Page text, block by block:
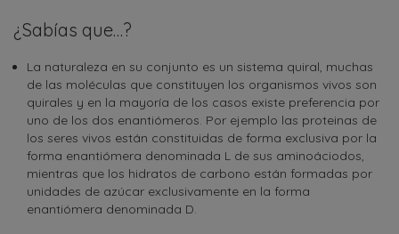
¿Sabías que…?
La naturaleza en su conjunto es un sistema quiral, muchas
de las moléculas que constituyen los organismos vivos son
quirales y en la mayoría de los casos existe preferencia por
uno de los dos enantiómeros. Por ejemplo las proteinas de
los seres vivos están constituidas de forma exclusiva por la
forma enantiómera denominada L de sus aminoáciodos,
mientras que los hidratos de carbono están formadas por
unidades de azúcar exclusivamente en la forma
enantiómera denominada D.